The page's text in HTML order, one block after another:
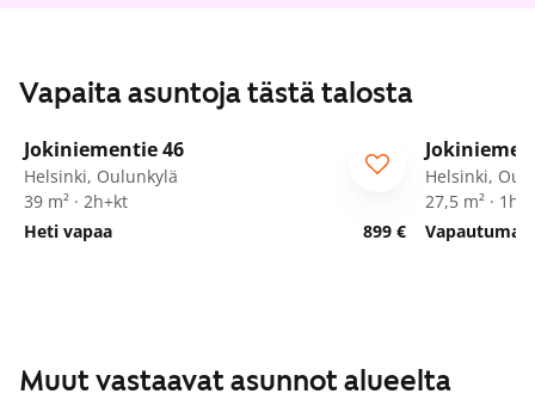
Vapaita asuntoja tästä talosta
/15
Jokiniementie 46
Helsinki, Oulunkylä
39 m² · 2h+kt
Heti vapaa
899 €
Helsinki,
27,5 m² ·
Muut vastaavat asunnot alueelta